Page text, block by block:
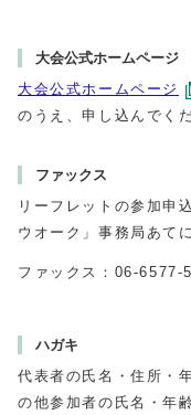
大会公式ホームページ
大会公式ホームページ
のうえ、申し込んでく
ファックス
リーフレットの参加申
ウオーク」事務局あて
ファックス：06-6577-
ハガキ
代表者の氏名・住所・
の他参加者の氏名・年